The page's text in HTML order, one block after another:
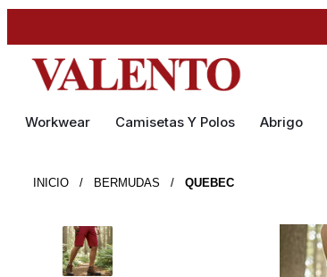
Workwear Camisetas Y Polos Abrigo
INICIO / BERMUDAS / QUEBEC